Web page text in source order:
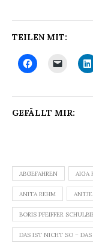
TEILEN MIT:
GEFÄLLT MIR:
ABGEFAHREN AIGA
ANITA REHM
BORIS PFEIFFER
DAS IST NICHT SO –